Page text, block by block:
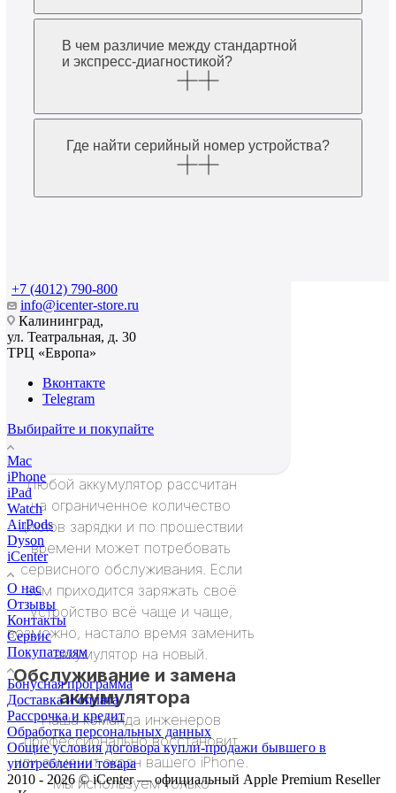
Любой аккумулятор рассчитан
на ограниченное количество
циклов зарядки и по прошествии
времени может потребовать
сервисного обслуживания. Если
вам приходится заряжать своё
устройство всё чаще и чаще,
возможно, настало время заменить
аккумулятор на новый.
Обслуживание и замена
аккумулятора
Наша команда инженеров
профессионально восстановит
или заменит экран вашего iPhone.
Мы используем только
В чем различие между стандартной
и экспресс-диагностикой?
Где найти серийный номер устройства?
+7 (4012) 790-800
info@icenter-store.ru
Калининград,
ул. Театральная, д. 30
ТРЦ «Европа»
Вконтакте
Telegram
Выбирайте и покупайте
Mac
iPhone
iPad
Watch
AirPods
Dyson
iCenter
О нас
Отзывы
Контакты
Сервис
Покупателям
Бонусная программа
Доставка и оплата
Рассрочка и кредит
Обработка персональных данных
Общие условия договора купли-продажи бывшего в
употреблении товара
2010 - 2026 © iCenter — официальный Apple Premium Reseller